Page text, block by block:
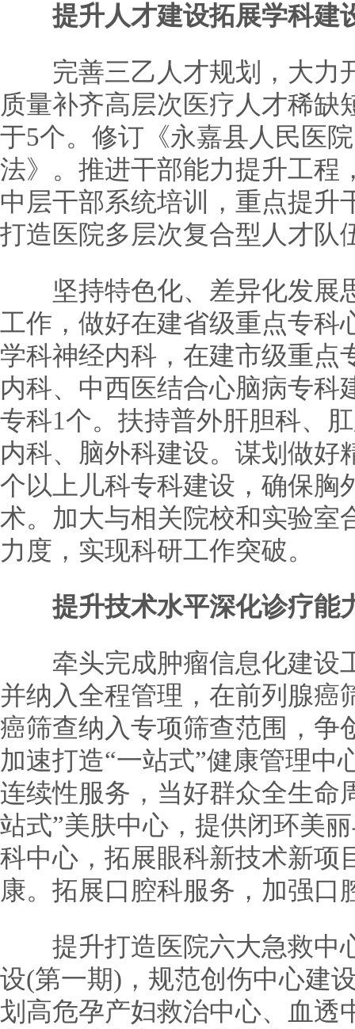
提升人才建设拓展学科建
完善三乙人才规划，大力
质量补齐高层次医疗人才稀缺
于5个。修订《永嘉县人民医
法》。推进干部能力提升工程
中层干部系统培训，重点提升
打造医院多层次复合型人才队
坚持特色化、差异化发展
工作，做好在建省级重点专科
学科神经内科，在建市级重点
内科、中西医结合心脑病专科
专科1个。扶持普外肝胆科、
内科、脑外科建设。谋划做好
个以上儿科专科建设，确保胸
术。加大与相关院校和实验室
力度，实现科研工作突破。
提升技术水平深化诊疗能
牵头完成肿瘤信息化建设
并纳入全程管理，在前列腺癌
癌筛查纳入专项筛查范围，争
加速打造“一站式”健康管理中
连续性服务，当好群众全生命
站式”美肤中心，提供闭环美
科中心，拓展眼科新技术新项
康。拓展口腔科服务，加强口
提升打造医院六大急救中
设(第一期)，规范创伤中心建
划高危孕产妇救治中心、血透